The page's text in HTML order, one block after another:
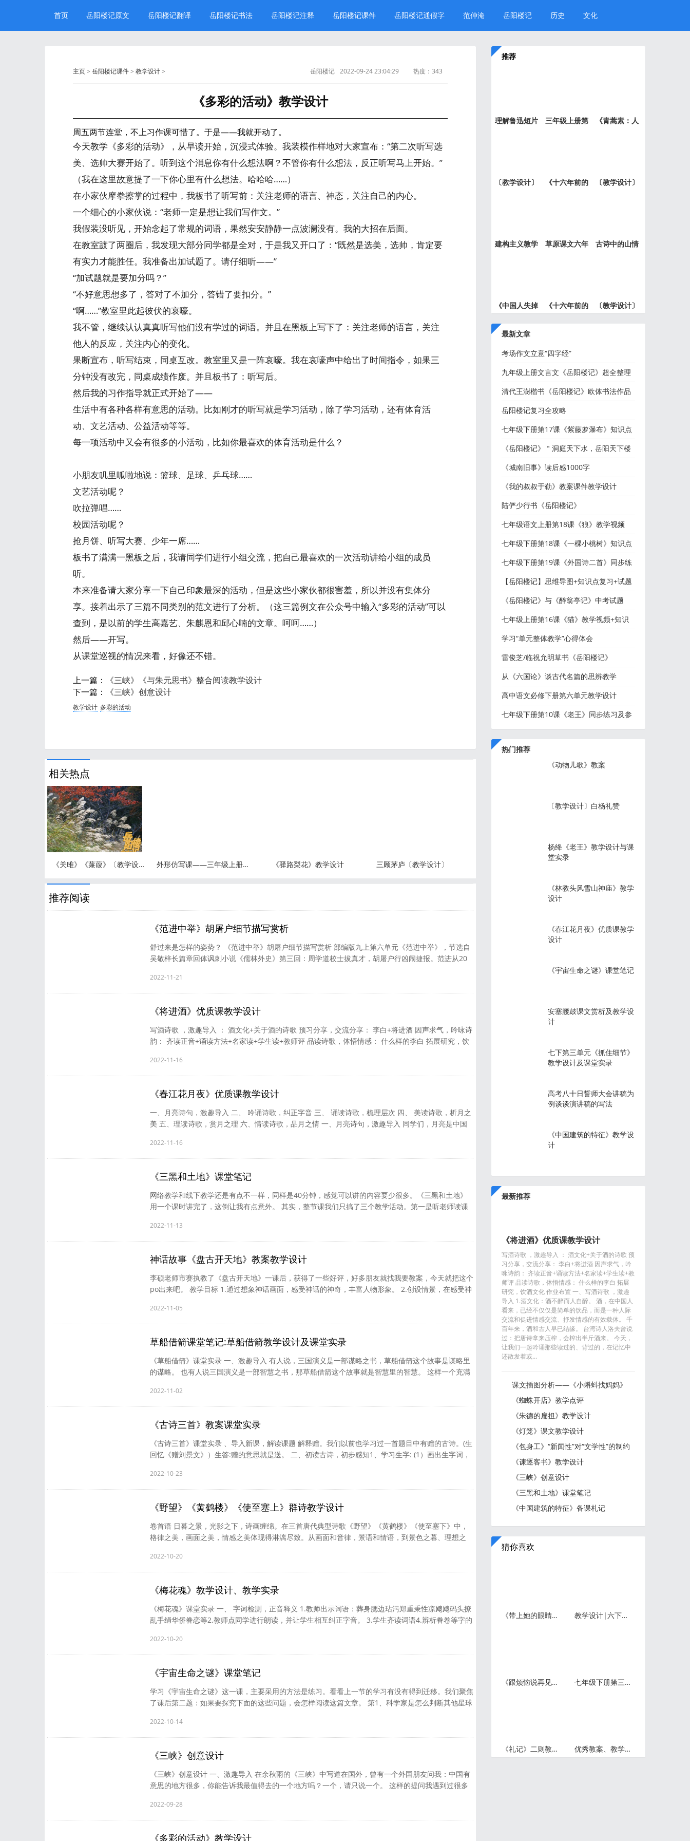
首页 岳阳楼记原文 岳阳楼记翻译 岳阳楼记书法 岳阳楼记注释 岳阳楼记课件 岳阳楼记通假字 范仲淹 岳阳楼记 历史 文化
主页> 岳阳楼记课件> 教学设计> 岳阳楼记 2022-09-24 23:04:29 热度： 343
《多彩的活动》教学设计
周五两节连堂，不上习作课可惜了。于是——我就开动了。
今天教学《多彩的活动》，从早读开始，沉浸式体验。我装模作样地对大家宣布：“第二次听写选
美、选帅大赛开始了。听到这个消息你有什么想法啊？不管你有什么想法，反正听写马上开始。”
（我在这里故意提了一下你心里有什么想法。哈哈哈……）
在小家伙摩拳擦掌的过程中，我板书了听写前：关注老师的语言、神态，关注自己的内心。
一个细心的小家伙说：“老师一定是想让我们写作文。”
我假装没听见，开始念起了常规的词语，果然安安静静一点波澜没有。我的大招在后面。
在教室踱了两圈后，我发现大部分同学都是全对，于是我又开口了：“既然是选美，选帅，肯定要
有实力才能胜任。我准备出加试题了。请仔细听——”
“加试题就是要加分吗？”
“不好意思想多了，答对了不加分，答错了要扣分。”
“啊……”教室里此起彼伏的哀嚎。
我不管，继续认认真真听写他们没有学过的词语。并且在黑板上写下了：关注老师的语言，关注
他人的反应，关注内心的变化。
果断宣布，听写结束，同桌互改。教室里又是一阵哀嚎。我在哀嚎声中给出了时间指令，如果三
分钟没有改完，同桌成绩作废。并且板书了：听写后。
然后我的习作指导就正式开始了——
生活中有各种各样有意思的活动。比如刚才的听写就是学习活动，除了学习活动，还有体育活
动、文艺活动、公益活动等等。
每一项活动中又会有很多的小活动，比如你最喜欢的体育活动是什么？
小朋友叽里呱啦地说：篮球、足球、乒乓球……
文艺活动呢？
吹拉弹唱……
校园活动呢？
抢月饼、听写大赛、少年一席……
板书了满满一黑板之后，我请同学们进行小组交流，把自己最喜欢的一次活动讲给小组的成员
听。
本来准备请大家分享一下自己印象最深的活动，但是这些小家伙都很害羞，所以并没有集体分
享。接着出示了三篇不同类别的范文进行了分析。（这三篇例文在公众号中输入“多彩的活动”可以
查到，是以前的学生高嘉艺、朱麒恩和邱心喃的文章。呵呵……）
然后——开写。
从课堂巡视的情况来看，好像还不错。
上一篇：
《三峡》《与朱元思书》整合阅读教学设计
下一篇：
《三峡》创意设计
教学设计 多彩的活动
相关热点
《关雎》《蒹葭》〔教学设计〕溯诗歌之源品《诗经》之美 外形仿写课——三年级上册第五单元《搭船的鸟》 《驿路梨花》教学设计 三顾茅庐〔教学设计〕
推荐阅读
《范进中举》胡屠户细节描写赏析
舒过来是怎样的姿势？ 《范进中举》胡屠户细节描写赏析 部编版九上第六单元《范进中举》，节选自
吴敬梓长篇章回体讽刺小说《儒林外史》第三回：周学道校士拔真才，胡屠户行凶闹捷报。范进从20
来的辛酸屈辱，展望中举为官后的功名利禄，一个好！字，涵盖了千言外语，酸甜苦楚，喜极而疯也便
是自然之事。 教授此课，范进自然会作为小说主要人物去分析。但是他的岳父大人胡屠户在文中作者
2022-11-21
《将进酒》优质课教学设计
写酒诗歌 ，激趣导入 ： 酒文化+关于酒的诗歌 预习分享，交流分享： 李白+将进酒 因声求气，吟咏诗
韵： 齐读正音+诵读方法+名家读+学生读+教师评 品读诗歌，体悟情感： 什么样的李白 拓展研究，饮
仅仅是简单的饮品，而是一种人际交流和促进情感交流、抒发情感的有效载体。 千百年来，酒和古人
早已结缘。 台湾诗人洛夫曾说过：把唐诗拿来压榨，会榨出半斤酒来。 今天，让我们一起吟诵那些读
2022-11-16
《春江花月夜》优质课教学设计
一、月亮诗句，激趣导入 二、 吟诵诗歌，纠正字音 三、 诵读诗歌，梳理层次 四、 美读诗歌，析月之
美 五、理读诗歌，赏月之理 六、情读诗歌，品月之情 一、月亮诗句，激趣导入 同学们，月亮是中国
霜。举头望明月，低头思故乡李白 2、举杯邀明月，对影成三人。李白 3、我寄愁心与明月，随君直到
夜郎西。李白 4、俱怀逸兴壮思飞，欲上青天览明月。李白 5、明月松间照，清泉石上流。王维 6、广
2022-11-16
《三黑和土地》课堂笔记
网络教学和线下教学还是有点不一样，同样是40分钟，感觉可以讲的内容要少很多。《三黑和土地》
用一个课时讲完了，这倒让我有点意外。 其实，整节课我们只搞了三个教学活动。第一是听老师读课
特点的词语。 第二个学习活动就是分析诗歌的前三节。读一读这三节诗，好在哪里？为什么题目是
《三黑和土地》，却不先写三黑，而写农民？ 这部分的好不难发现，小朋友一下就感受到了农民对土
2022-11-13
神话故事《盘古开天地》教案教学设计
​李硕老师市赛执教了《盘古开天地》一课后，获得了一些好评，好多朋友就找我要教案，今天就把这个
po出来吧。 教学目标 1.通过想象神话画面，感受神话的神奇，丰富人物形象。 2.创设情景，在感受神
2.华为公司为什么要以盘古命名芯片呢？启发思考，引入课题。 【设计意图】2022版新课标倡导情境
化教学，从语文生活实际出发，创设丰富多样的学习情境，设计富有挑战性的任务，激发学生的好奇
2022-11-05
草船借箭课堂笔记:草船借箭教学设计及课堂实录
《草船借箭》课堂实录 一、激趣导入 有人说，三国演义是一部谋略之书，草船借箭这个故事是谋略里
的谋略。 也有人说三国演义是一部智慧之书，那草船借箭这个故事就是智慧里的智慧。 这样一个充满
字多读几遍碰到读不懂的句子，请你多念几遍读完后，请你从谋略和智慧的角度给故事中的四个人物排
排名次，你觉得可以怎么排（6分钟） 二、初步感受，诸葛亮的智慧形象。 1、指明排序通过直觉把握
2022-11-02
《古诗三首》教案课堂实录
《古诗三首》课堂实录 、导入新课，解读课题 解释赠。我们以前也学习过一首题目中有赠的古诗。(生
回忆《赠刘景文》）生答:赠的意思就是送。 二、初读古诗，初步感知1、学习生字: (1）画出生字词，
教师、学生评价 4、这首诗反反复复读了多篇，什么感受?用一个词或一句话说说这首诗你的感受?(李白
和王伦的情谊深) 5、再带着这种感觉读6、抽生读、齐读 7、学生汇报此刻让教师检查一下你们的自学
2022-10-23
《野望》《黄鹤楼》《使至塞上》群诗教学设计
卷首语 日暮之景，光影之下，诗画缠绵。在三首唐代典型诗歌《野望》《黄鹤楼》《使至塞下》中，
格律之美，画面之美，情感之美体现得淋漓尽致。从画面和音律，景语和情语，到景色之暮、理想之
让课堂回归生活，让文学融入审美，让语言深入心灵。欢迎走进本期青春课堂 邂逅日暮之美 《野望》
《黄鹤楼》《使至塞上》群诗教学设计 新坍初级中学吴永生 学科课题 《野望》《黄鹤楼》《使至塞
2022-10-20
《梅花魂》教学设计、教学实录
《梅花魂》课堂实录 一、 字词检测，正音释义 1.教师出示词语：葬身腮边玷污郑重秉性凉飕飕码头撩
乱手绢华侨眷恋等2.教师点同学进行朗读，并让学生相互纠正字音。 3.学生齐读词语4.辨析眷卷等字的
果，侧重检测学生对词语的识记、辨析及理解。 二、 梳理文脉，概括标题 1.默读课文，边读边思考：
(1)课文写了外祖父的哪几件事？(2)表达了外祖父怎样的思想感情？2.全班交流汇报：课文写了外祖父
2022-10-20
《宇宙生命之谜》课堂笔记
学习《宇宙生命之谜》这一课，主要采用的方法是练习。看看上一节的学习有没有得到迁移。我们聚焦
了课后第二题：如果要探究下面的这些问题，会怎样阅读这篇文章。 第1、科学家是怎么判断其他星球
两个问题，需要重点阅读课文的哪几个自然段？ 同学们快速浏览之后，答案五花八门，好些同学都觉
得每个自然段都需要详细地读。很显然带着目的读，目的并没有达到。针对第一个问题，我追问了一
2022-10-14
《三峡》创意设计
《三峡》创意设计 一、激趣导入 在余秋雨的《三峡》中写道在国外，曾有一个外国朋友问我：中国有
意思的地方很多，你能告诉我最值得去的一个地方吗？一个，请只说一个。 这样的提问我遇到过很多
小导游领着父母、好友实地游览《三峡》这一闻名遐迩的景点吧。 二、品析妙处 （一） 写导游词 请
同学们先用简洁生动的语言说一段导游词，向即将观光三峡的亲朋好友总体介绍一下三峡的风景，让他
2022-09-28
《多彩的活动》教学设计
推荐
理解鲁迅短片
三年级上册第
《青蒿素：人
〔教学设计〕
《十六年前的
〔教学设计〕
建构主义教学
草原课文六年
古诗中的山情
《中国人失掉
《十六年前的
〔教学设计〕
最新文章
考场作文立意“四字经”
九年级上册文言文《岳阳楼记》超全整理
清代王澍楷书《岳阳楼记》欧体书法作品
欣赏
岳阳楼记复习全攻略
七年级下册第17课《紫藤萝瀑布》知识点
+图文解读
《岳阳楼记》＂洞庭天下水，岳阳天下楼
＂
《城南旧事》读后感1000字
《我的叔叔于勒》教案课件教学设计
陆俨少行书《岳阳楼记》
七年级语文上册第18课《狼》教学视频
+知识点+图文解读
七年级下册第18课《一棵小桃树》知识点
+图文解读
七年级下册第19课《外国诗二首》同步练
习及参考答案
【岳阳楼记】思维导图+知识点复习+试题
精练
《岳阳楼记》与《醉翁亭记》中考试题
七年级上册第16课《猫》教学视频+知识
点+图文解读
学习“单元整体教学”心得体会
雷俊芝/临祝允明草书《岳阳楼记》
从《六国论》谈古代名篇的思辨教学
高中语文必修下册第六单元教学设计
七年级下册第10课《老王》同步练习及参
热门推荐
《动物儿歌》教案
〔教学设计〕白杨礼赞
杨绛《老王》教学设计与课
堂实录
《林教头风雪山神庙》教学
设计
《春江花月夜》优质课教学
设计
《宇宙生命之谜》课堂笔记
安塞腰鼓课文赏析及教学设
计
七下第三单元《抓住细节》
教学设计及课堂实录
高考八十日誓师大会讲稿为
例谈谈演讲稿的写法
《中国建筑的特征》教学设
计
最新推荐
《将进酒》优质课教学设计
写酒诗歌 ，激趣导入 ： 酒文化+关于酒的诗歌 预
习分享，交流分享： 李白+将进酒 因声求气，吟
咏诗韵： 齐读正音+诵读方法+名家读+学生读+教
师评 品读诗歌，体悟情感： 什么样的李白 拓展
研究，饮酒文化 作业布置 一、写酒诗歌 ，激趣
导入 1.酒文化：酒不醉而人自醉。 酒，在中国人
看来，已经不仅仅是简单的饮品，而是一种人际
交流和促进情感交流、抒发情感的有效载体。 千
百年来，酒和古人早已结缘。 台湾诗人洛夫曾说
过：把唐诗拿来压榨，会榨出半斤酒来。 今天，
让我们一起吟诵那些读过的、背过的，在记忆中
还散发着或...
课文插图分析——《小蝌蚪找妈妈》
《蜘蛛开店》教学点评
《朱德的扁担》教学设计
《灯笼》课文教学设计
《包身工》“新闻性”对“文学性”的制约
《谏逐客书》教学设计
《三峡》创意设计
《三黑和土地》课堂笔记
《中国建筑的特征》备课札记
猜你喜欢
《带上她的眼睛》教案教学设计 教学设计|六下《为人民服务》
《跟烦恼说再见》教学设计pdf课件 七年级下册第三单元：单元整体教学设计
《礼记》二则教案 优秀教案、教学设计（试讲稿）案例展示:《祖先的摇篮》